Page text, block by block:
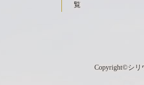
覧
Copyright©シリ